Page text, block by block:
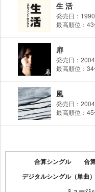
生 活
発売日：
最高順位：
扉
発売日：
最高順位：
風
発売日：
最高順位：
合算シングル 合
デジタルシングル（単曲）